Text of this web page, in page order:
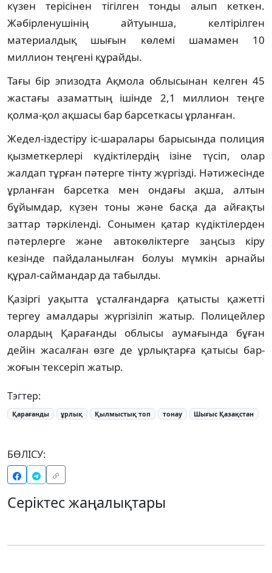
күзен терісінен тігілген тонды алып кеткен.
Жәбірленушінің айтуынша, келтірілген
материалдық шығын көлемі шамамен 10
миллион теңгені құрайды.
Тағы бір эпизодта Ақмола облысынан келген 45
жастағы азаматтың ішінде 2,1 миллион теңге
қолма-қол ақшасы бар барсеткасы ұрланған.
Жедел-іздестіру іс-шаралары барысында полиция
қызметкерлері күдіктілердің ізіне түсіп, олар
жалдап тұрған пәтерге тінту жүргізді. Нәтижесінде
ұрланған барсетка мен ондағы ақша, алтын
бұйымдар, күзен тоны және басқа да айғақты
заттар тәркіленді. Сонымен қатар күдіктілерден
пәтерлерге және автокөліктерге заңсыз кіру
кезінде пайдаланылған болуы мүмкін арнайы
құрал-саймандар да табылды.
Қазіргі уақытта ұсталғандарға қатысты қажетті
тергеу амалдары жүргізіліп жатыр. Полицейлер
олардың Қарағанды облысы аумағында бұған
дейін жасалған өзге де ұрлықтарға қатысы бар-
жоғын тексеріп жатыр.
Тэгтер:
Қарағанды ұрлық Қылмыстық топ тонау Шығыс Қазақстан
БӨЛІСУ:
Серіктес жаңалықтары